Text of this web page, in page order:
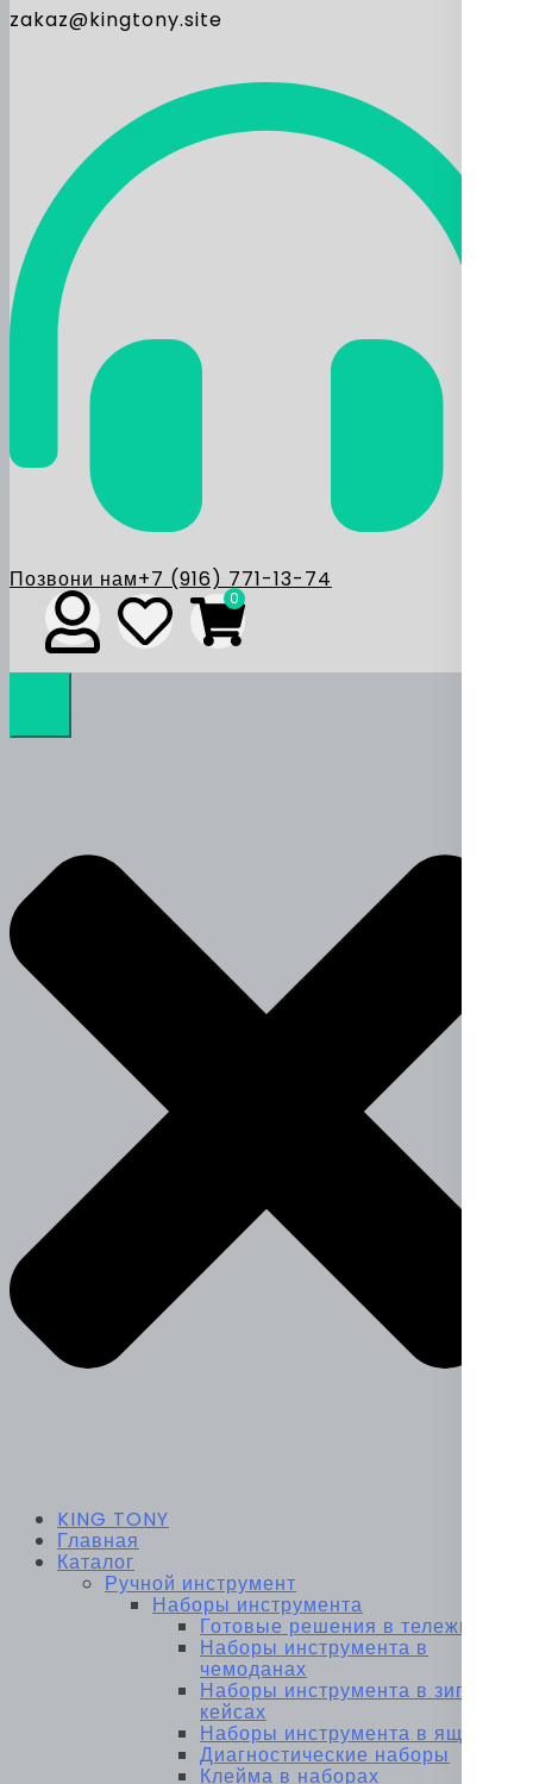
zakaz@kingtony.site
Позвони нам+7 (916) 771-13-74
0
KING TONY
Главная
Каталог
Ручной инструмент
Наборы инструмента
Готовые решения в тележках
Наборы инструмента в
чемоданах
Наборы инструмента в зип-
кейсах
Наборы инструмента в ящиках
Диагностические наборы
Клейма в наборах